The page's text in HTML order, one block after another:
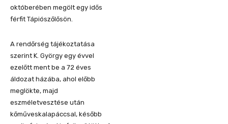
októberében megölt egy idős
férfit Tápiószőlősön.
A rendőrség tájékoztatása
szerint K. György egy évvel
ezelőtt ment be a 72 éves
áldozat házába, ahol előbb
meglökte, majd
eszméletvesztése után
kőműveskalapáccsal, később